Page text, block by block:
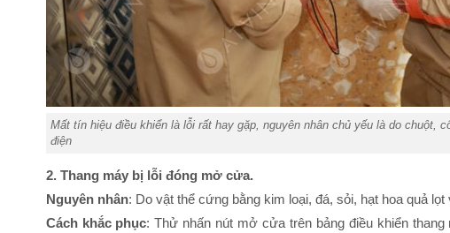
Mất tín hiệu điều khiển là lỗi rất hay gặp, nguyên nhân chủ yếu là do chuột,
điện
2. Thang máy bị lỗi đóng mở cửa.
Nguyên nhân: Do vật thể cứng bằng kim loại, đá, sỏi, hạt hoa quả
Cách khắc phục: Thử nhấn nút mở cửa trên bảng điều khiển